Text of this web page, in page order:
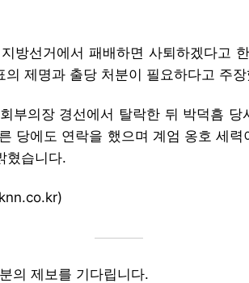
방선거에서 패배하면 사퇴하겠다고
제명과 출당 처분이 필요하다고 주
부의장 경선에서 탈락한 뒤 박덕흠 당
당에도 연락을 했으며 계엄 옹호 세
혔습니다.
의 제보를 기다립니다.